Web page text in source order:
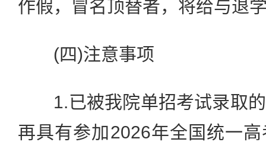
作假，冒名顶替者，将给与退
(四)注意事项
1.已被我院单招考试录取的
再具有参加2026年全国统一